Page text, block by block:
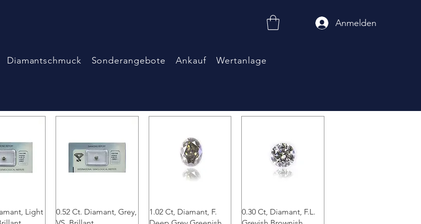
Anmelden
Diamantschmuck Sonderangebote Ankauf Wertanlage
Light
Schnellansicht
0.52 Ct. Diamant, Grey,
Schnellansicht
1.02 Ct, Diamant, F.
Schnellansicht
0.30 Ct, Diamant, F.L.